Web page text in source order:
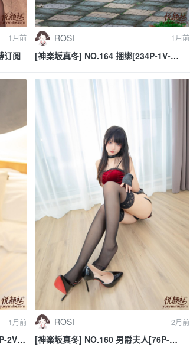
1月前
订阅
ROSI 1月前
[神楽坂真冬] NO.164 捆绑[234P-1V-
1月前
2V-
ROSI 2月前
[神楽坂真冬] NO.160 男爵夫人[76P-